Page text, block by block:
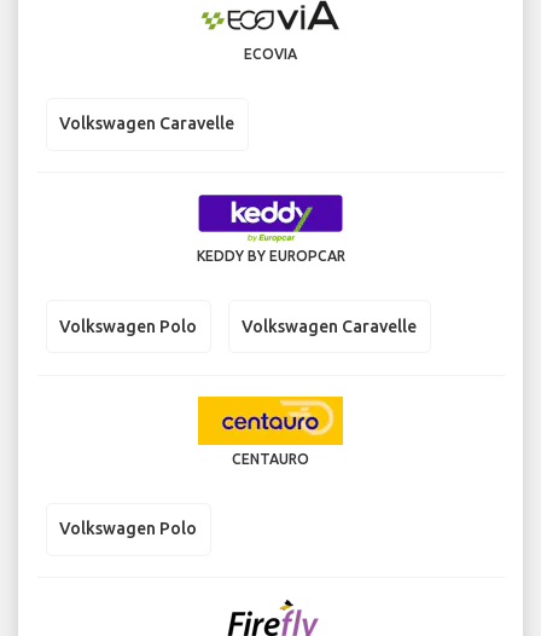
ECOVIA
Volkswagen Caravelle
KEDDY BY EUROPCAR
Volkswagen Polo Volkswagen Caravelle
CENTAURO
Volkswagen Polo